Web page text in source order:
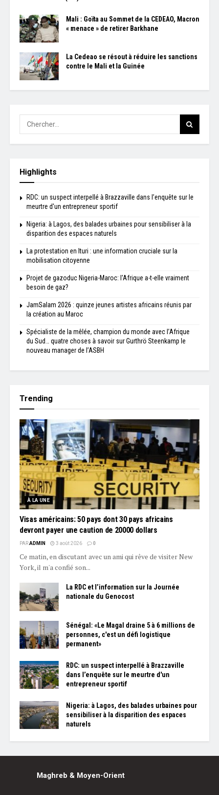
Mali : Goïta au Sommet de la CEDEAO, Macron
« menace » de retirer Barkhane
La Cedeao se résout à réduire les sanctions
contre le Mali et la Guinée
Highlights
RDC: un suspect interpellé à Brazzaville dans l’enquête sur le
meurtre d'un entrepreneur sportif
Nigeria: à Lagos, des balades urbaines pour sensibiliser à la
disparition des espaces naturels
La protestation en Ituri : une information cruciale sur la
mobilisation citoyenne
Projet de gazoduc Nigeria-Maroc: l'Afrique a-t-elle vraiment
besoin de gaz?
JamSalam 2026 : quinze jeunes artistes africains réunis par
la création au Maroc
Spécialiste de la mêlée, champion du monde avec l’Afrique
du Sud… quatre choses à savoir sur Gurthrö Steenkamp le
nouveau manager de l’ASBH
Trending
À LA UNE
Visas américains: 50 pays dont 30 pays africains
devront payer une caution de 20000 dollars
PARADMIN 3 août 2026 0
Ce matin, en discutant avec un ami qui rêve de visiter New
York, il m'a confié son...
La RDC et l’information sur la Journée
nationale du Genocost
Sénégal: «Le Magal draine 5 à 6 millions de
personnes, c'est un défi logistique
permanent»
RDC: un suspect interpellé à Brazzaville
dans l’enquête sur le meurtre d'un
entrepreneur sportif
Nigeria: à Lagos, des balades urbaines pour
sensibiliser à la disparition des espaces
naturels
Maghreb & Moyen-Orient